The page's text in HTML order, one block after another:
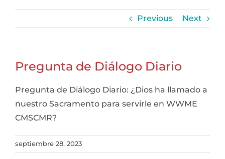
Previous Next
Pregunta de Diálogo Diario
Pregunta de Diálogo Diario: ¿Dios ha llamado a
nuestro Sacramento para servirle en WWME
CMSCMR?
septiembre 28, 2023